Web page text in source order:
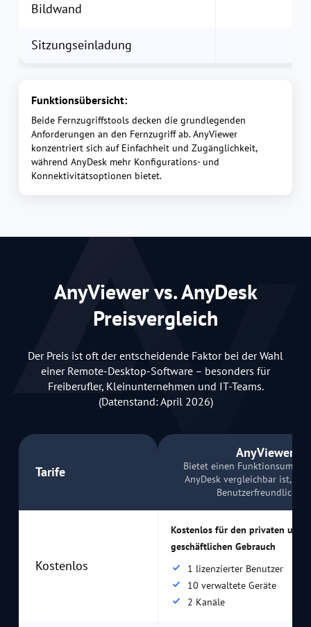
Bildwand
Sitzungseinladung
Funktionsübersicht:
Beide Fernzugriffstools decken die grundlegenden
Anforderungen an den Fernzugriff ab. AnyViewer
konzentriert sich auf Einfachheit und Zugänglichkeit,
während AnyDesk mehr Konfigurations- und
Konnektivitätsoptionen bietet.
AnyViewer vs. AnyDesk
Preisvergleich
Der Preis ist oft der entscheidende Faktor bei der Wahl
einer Remote-Desktop-Software – besonders für
Freiberufler, Kleinunternehmen und IT-Teams.
(Datenstand: April 2026)
Tarife
AnyViewer
Bietet einen
AnyDesk vergleichbar ist, bei
Kostenlos
Kostenlos für den privaten und
geschäftlichen Gebrauch
1 lizenzierter Benutzer
10 verwaltete Geräte
2 Kanäle